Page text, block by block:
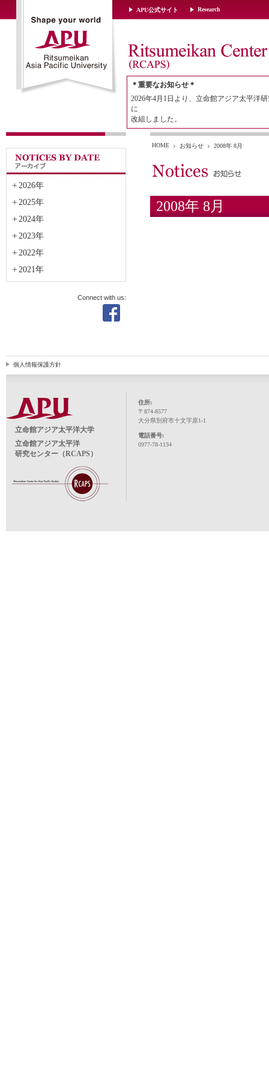
APU公式サイト Research
＊重要なお知らせ＊
2026年4月1日より、立命館アジア太平洋
に
改組しました。
HOME お知らせ 2008年 8月
2008年 8月
2026年
2025年
2024年
2023年
2022年
2021年
Connect with us:
個人情報保護方針
立命館アジア太平洋大学
立命館アジア太平洋
研究センター（RCAPS）
住所:
〒874-8577
大分県別府市十文字原1-1
電話番号:
0977-78-1134